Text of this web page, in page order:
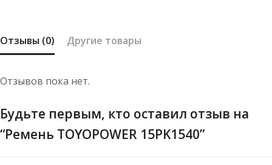
Отзывы (0) Другие товары
Отзывов пока нет.
Будьте первым, кто оставил отзыв на
“Ремень TOYOPOWER 15PK1540”